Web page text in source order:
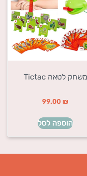
משחק לטאה Tictac
99.00 ₪
הוספה לסל